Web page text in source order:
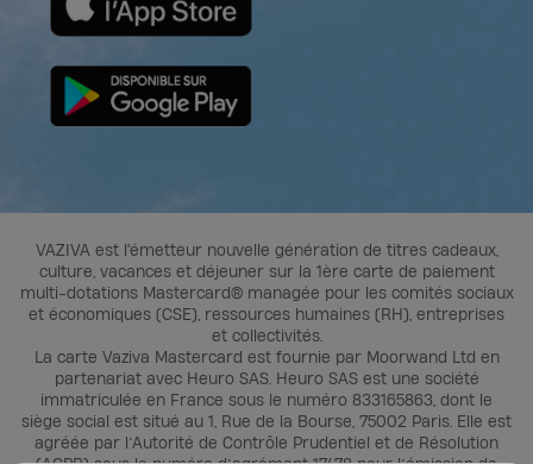
VAZIVA est l'émetteur nouvelle génération de titres cadeaux,
culture, vacances et déjeuner sur la 1ère carte de paiement
multi-dotations Mastercard® managée pour les comités sociaux
et économiques (CSE), ressources humaines (RH), entreprises
et collectivités.
La carte Vaziva Mastercard est fournie par Moorwand Ltd en
partenariat avec Heuro SAS. Heuro SAS est une société
immatriculée en France sous le numéro 833165863, dont le
siège social est situé au 1, Rue de la Bourse, 75002 Paris. Elle est
agréée par l’Autorité de Contrôle Prudentiel et de Résolution